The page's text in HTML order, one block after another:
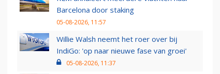
Barcelona door staking
05-08-2026, 11:57
Willie Walsh neemt het roer over bij
IndiGo: 'op naar nieuwe fase van groei'
05-08-2026, 11:37